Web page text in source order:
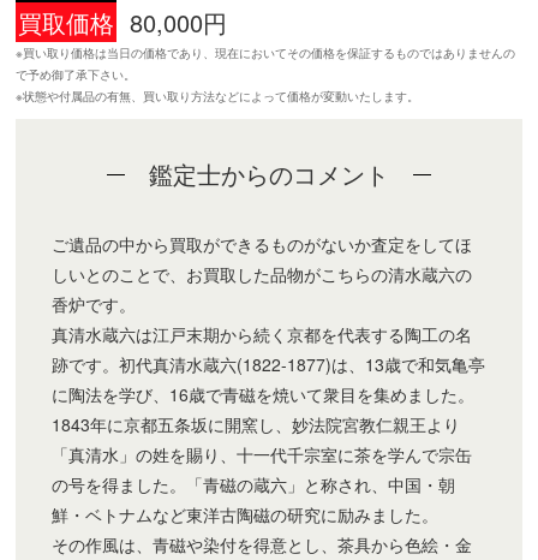
買取価格 80,000円
※買い取り価格は当日の価格であり、現在においてその価格を保証するものではありませんの
で予め御了承下さい。
※状態や付属品の有無、買い取り方法などによって価格が変動いたします。
鑑定士からのコメント
ご遺品の中から買取ができるものがないか査定をしてほ
しいとのことで、お買取した品物がこちらの清水蔵六の
香炉です。
真清水蔵六は江戸末期から続く京都を代表する陶工の名
跡です。初代真清水蔵六(1822-1877)は、13歳で和気亀亭
に陶法を学び、16歳で青磁を焼いて衆目を集めました。
1843年に京都五条坂に開窯し、妙法院宮教仁親王より
「真清水」の姓を賜り、十一代千宗室に茶を学んで宗缶
の号を得ました。「青磁の蔵六」と称され、中国・朝
鮮・ベトナムなど東洋古陶磁の研究に励みました。
その作風は、青磁や染付を得意とし、茶具から色絵・金